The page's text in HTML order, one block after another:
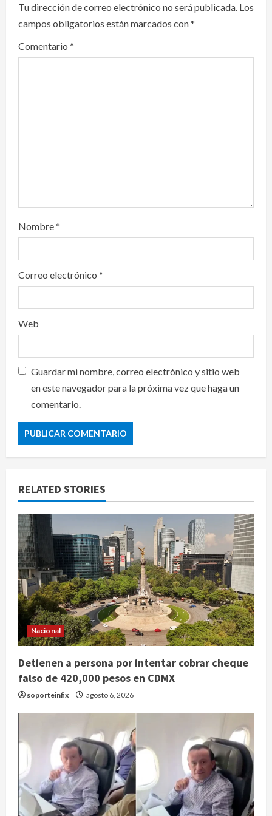
i
g
a
Tu dirección de correo electrónico no será publicada. Los
campos obligatorios están marcados con*
Comentario *
Nombre*
Correo electrónico *
Web
Guardar mi nombre, correo electrónico y sitio web
en este navegador para la próxima vez que haga un
comentario.
RELATED STORIES
Nacional
Detienen a persona por intentar cobrar cheque
falso de 420,000 pesos en CDMX
soporteinfix agosto 6, 2026
Publican artículo sobre adaptar la